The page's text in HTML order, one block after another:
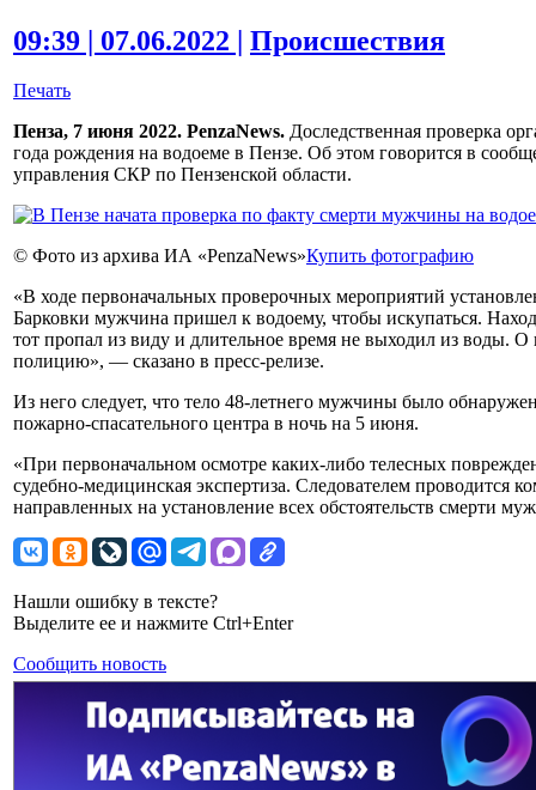
09:39 | 07.06.2022 | Происшествия
Печать
Пенза, 7 июня 2022. PenzaNews. Доследственная проверка
года рождения на водоеме в Пензе. Об этом говорится в
управления СКР по Пензенской области.
© Фото из архива ИА «PenzaNews»Купить фотографию
«В ходе первоначальных проверочных мероприятий
Барковки мужчина пришел к водоему, чтобы искупаться.
тот пропал из виду и длительное время не выходил из воды.
полицию», — сказано в пресс-релизе.
Из него следует, что тело 48-летнего мужчины было
пожарно-спасательного центра в ночь на 5 июня.
«При первоначальном осмотре каких-либо телесных
судебно-медицинская экспертиза. Следователем проводится
направленных на установление всех обстоятельств смерти
Нашли ошибку в тексте?
Выделите ее и нажмите Ctrl+Enter
Сообщить новость